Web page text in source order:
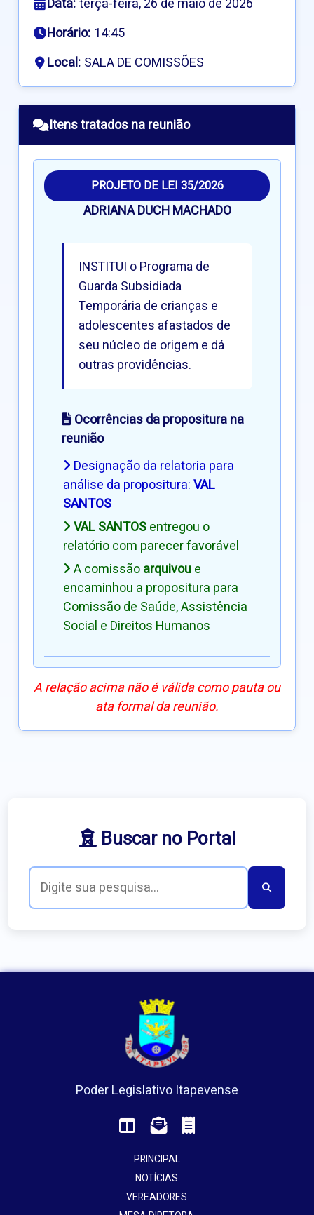
Data:terça-feira, 26 de maio de 2026
Horário: 14:45
Local: SALA DE COMISSÕES
Itens tratados na reunião
PROJETO DE LEI 35/2026
ADRIANA DUCH MACHADO
INSTITUI o Programa de
Guarda Subsidiada
Temporária de crianças e
adolescentes afastados de
seu núcleo de origem e dá
outras providências.
Ocorrências da propositura na
reunião
Designação da relatoria para
análise da propositura:VAL
SANTOS
VAL SANTOSentregou o
relatório com parecerfavorável
A comissãoarquivoue
encaminhou a propositura para
Comissão de Saúde, Assistência
Social e Direitos Humanos
A relação acima não é válida como pauta ou
ata formal da reunião.
Buscar no Portal
Poder Legislativo Itapevense
PRINCIPAL
NOTÍCIAS
VEREADORES